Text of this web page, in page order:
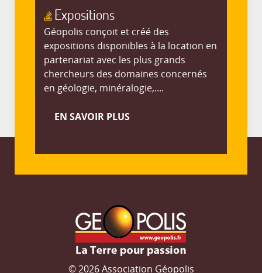
Expositions
Géopolis conçoit et créé des
expositions disponibles à la location en
partenariat avec les plus grands
chercheurs des domaines concernés
en géologie, minéralogie,....
EN SAVOIR PLUS
© 2026 Association Géopolis